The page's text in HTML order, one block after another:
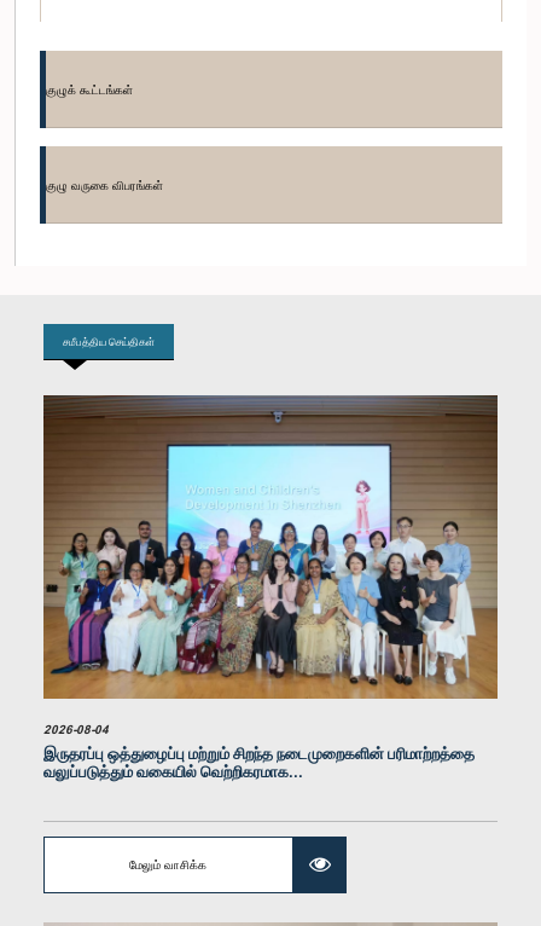
கௌரவ (திருமதி) ரோஹினீ குமாரி விஜேரத்ன, பா.உ.
உறுப்பினர்
குழுக் கூட்டங்கள்
குழு வருகை விபரங்கள்
சமீபத்திய செய்திகள்
2026-08-04
இருதரப்பு ஒத்துழைப்பு மற்றும் சிறந்த நடைமுறைகளின் பரிமாற்றத்தை
வலுப்படுத்தும் வகையில் வெற்றிகரமாக...
மேலும் வாசிக்க